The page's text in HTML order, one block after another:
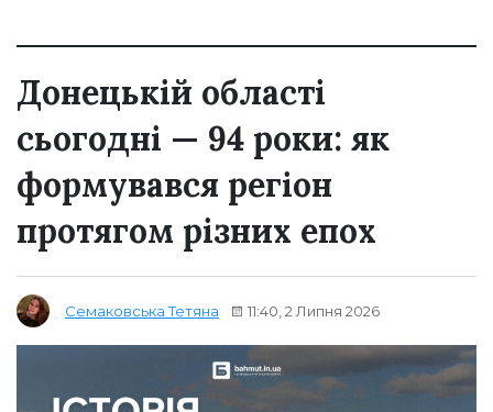
Донецькій області
сьогодні — 94 роки: як
формувався регіон
протягом різних епох
Семаковська Тетяна 11:40, 2 Липня 2026